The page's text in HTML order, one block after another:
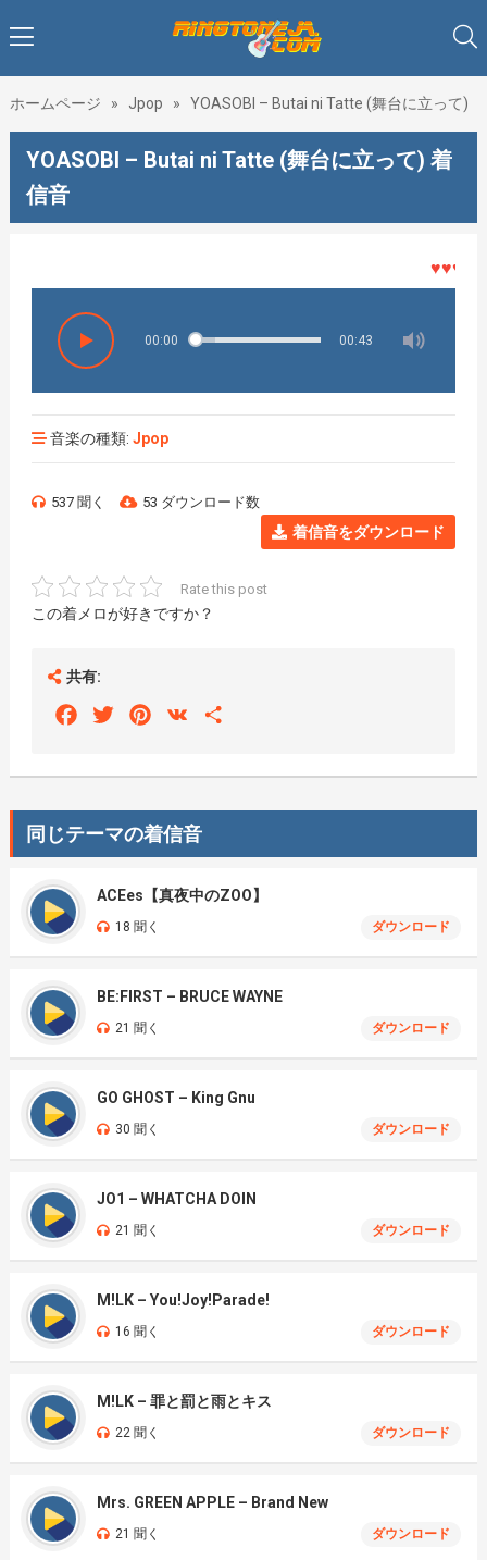
ホームページ » Jpop » YOASOBI – Butai ni Tatte (舞台に立って)
YOASOBI – Butai ni Tatte (舞台に立って) 着
信音
♥♥♥着メ
00:00 00:43
音楽の種類: Jpop
537 聞く 53 ダウンロード数
着信音をダウンロード
Rate this post
この着メロが好きですか？
共有:
FacebookTwitterPinterest
VK
同じテーマの着信音
ACEes【真夜中のZOO】
18 聞く ダウンロード
BE:FIRST – BRUCE WAYNE
21 聞く ダウンロード
GO GHOST – King Gnu
30 聞く ダウンロード
JO1 – WHATCHA DOIN
21 聞く ダウンロード
M!LK – You!Joy!Parade!
16 聞く ダウンロード
M!LK – 罪と罰と雨とキス
22 聞く ダウンロード
Mrs. GREEN APPLE – Brand New
21 聞く ダウンロード